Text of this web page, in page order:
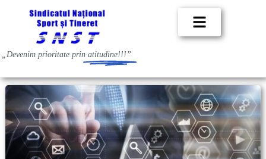
„Devenim prioritate prin atitudine!!!”